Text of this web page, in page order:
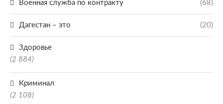
Военная служба по контракту (68)
Дагестан – это (20)
Здоровье
(2 884)
Криминал
(2 108)